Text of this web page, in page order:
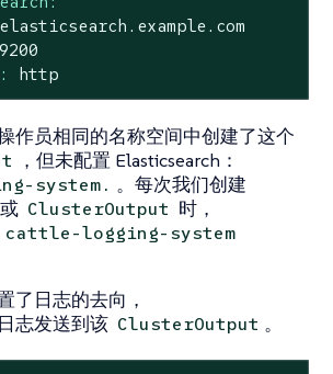
elasticsearch.example.com
9200
http
作员相同的名称空间中创建了这个
，但未配置 Elasticsearch：
system. 。每次我们创建
或 ClusterOutput 时，
cattle-logging-system
了日志的去向，
志发送到该 ClusterOutput 。